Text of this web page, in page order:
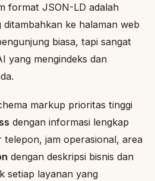
format JSON-LD adalah
ke halaman web
biasa, tapi sangat
yang mengindeks dan
markup prioritas tinggi
dengan informasi lengkap
telepon, jam operasional, area
dengan deskripsi bisnis dan
setiap layanan yang